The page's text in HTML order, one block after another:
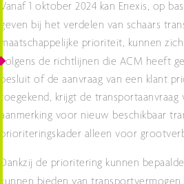
Vanaf 1 oktober 2024 kan Enexis, op
geven bij het verdelen van schaars
maatschappelijke prioriteit, kunnen
volgens de richtlijnen die ACM heeft
besluit of de aanvraag van een klant
toegekend, krijgt de
aanmerking voor nieuw beschikbaar
prioriteringskader alleen voor
Dankzij de prioritering kunnen